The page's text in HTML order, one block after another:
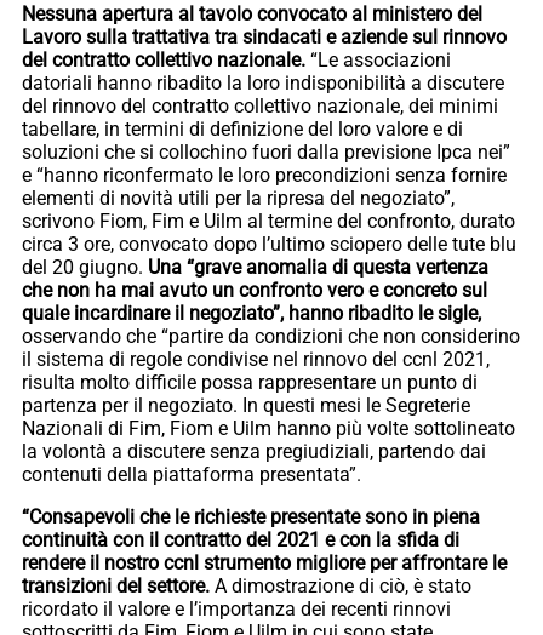
Nessuna apertura al tavolo convocato al ministero del
Lavoro sulla trattativa tra sindacati e aziende sul rinnovo
del contratto collettivo nazionale. “Le associazioni
datoriali hanno ribadito la loro indisponibilità a discutere
del rinnovo del contratto collettivo nazionale, dei minimi
tabellare, in termini di definizione del loro valore e di
soluzioni che si collochino fuori dalla previsione Ipca nei”
e “hanno riconfermato le loro precondizioni senza fornire
elementi di novità utili per la ripresa del negoziato”,
scrivono Fiom, Fim e Uilm al termine del confronto, durato
circa 3 ore, convocato dopo l’ultimo sciopero delle tute blu
del 20 giugno. Una “grave anomalia di questa vertenza
che non ha mai avuto un confronto vero e concreto sul
quale incardinare il negoziato”, hanno ribadito le sigle,
osservando che “partire da condizioni che non considerino
il sistema di regole condivise nel rinnovo del ccnl 2021,
risulta molto difficile possa rappresentare un punto di
partenza per il negoziato. In questi mesi le Segreterie
Nazionali di Fim, Fiom e Uilm hanno più volte sottolineato
la volontà a discutere senza pregiudiziali, partendo dai
contenuti della piattaforma presentata”.
“Consapevoli che le richieste presentate sono in piena
continuità con il contratto del 2021 e con la sfida di
rendere il nostro ccnl strumento migliore per affrontare le
transizioni del settore. A dimostrazione di ciò, è stato
ricordato il valore e l’importanza dei recenti rinnovi